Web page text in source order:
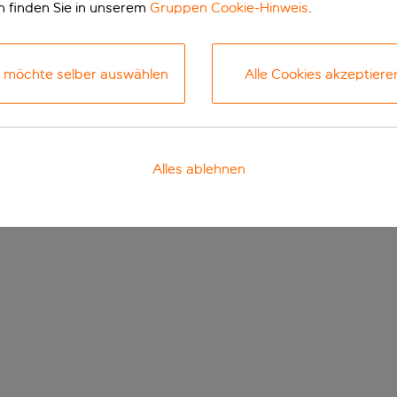
finden Sie in unserem Gruppen Cookie-Hinweis.
möchte selber auswählen Alle Cookies
Alles ablehnen